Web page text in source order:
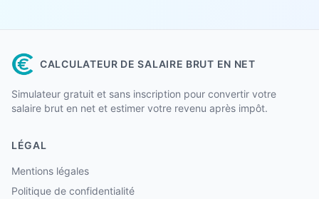
CALCULATEUR DE SALAIRE BRUT EN NET
Simulateur gratuit et sans inscription pour convertir votre
salaire brut en net et estimer votre revenu après impôt.
LÉGAL
Mentions légales
Politique de confidentialité